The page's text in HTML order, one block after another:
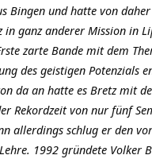
und hatte von
ganz anderer Mission in
zarte Bande mit dem
des geistigen Potenzials
da an hatte es Bretz mit
Rekordzeit von nur fünf
allerdings schlug er den
1992 gründete Volker